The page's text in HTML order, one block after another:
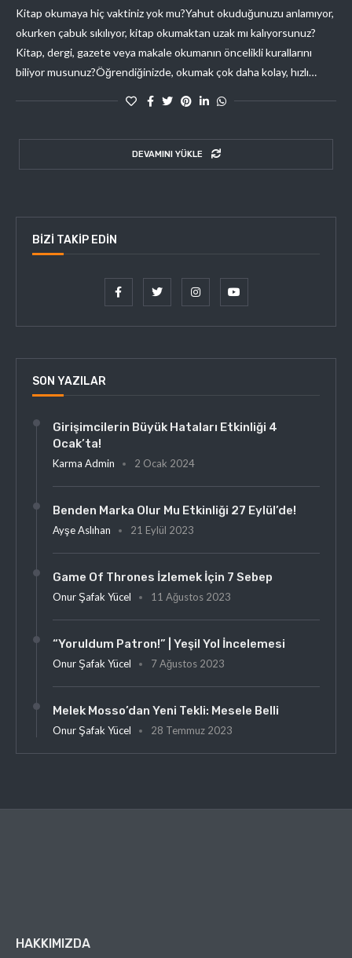
Kitap okumaya hiç vaktiniz yok mu?Yahut okuduğunuzu anlamıyor,
okurken çabuk sıkılıyor, kitap okumaktan uzak mı kalıyorsunuz?
Kitap, dergi, gazete veya makale okumanın öncelikli kurallarını
biliyor musunuz?Öğrendiğinizde, okumak çok daha kolay, hızlı…
DEVAMINI YÜKLE
BIZI TAKIP EDIN
SON YAZILAR
Girişimcilerin Büyük Hataları Etkinliği 4
Ocak’ta!
Karma Admin 2 Ocak 2024
Benden Marka Olur Mu Etkinliği 27 Eylül’de!
Ayşe Aslıhan 21 Eylül 2023
Game Of Thrones İzlemek İçin 7 Sebep
Onur Şafak Yücel 11 Ağustos 2023
“Yoruldum Patron!” | Yeşil Yol İncelemesi
Onur Şafak Yücel 7 Ağustos 2023
Melek Mosso’dan Yeni Tekli: Mesele Belli
Onur Şafak Yücel 28 Temmuz 2023
HAKKIMIZDA